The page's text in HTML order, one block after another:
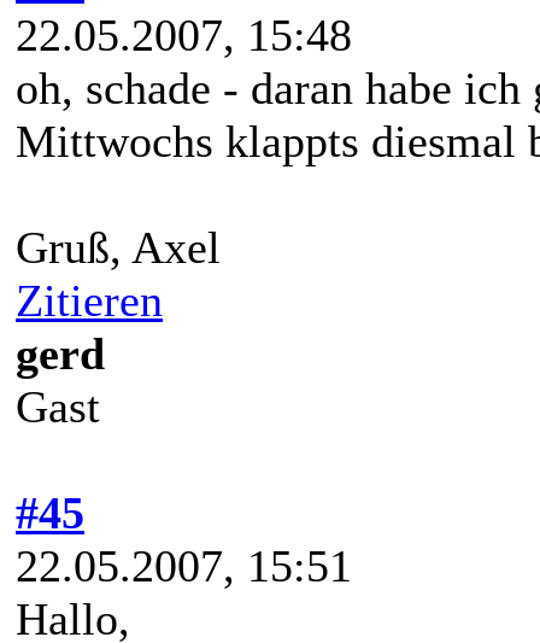
22.05.2007, 15:48
oh, schade - daran habe
Mittwochs klappts diesmal
Gruß, Axel
Zitieren
gerd
Gast
#45
22.05.2007, 15:51
Hallo,